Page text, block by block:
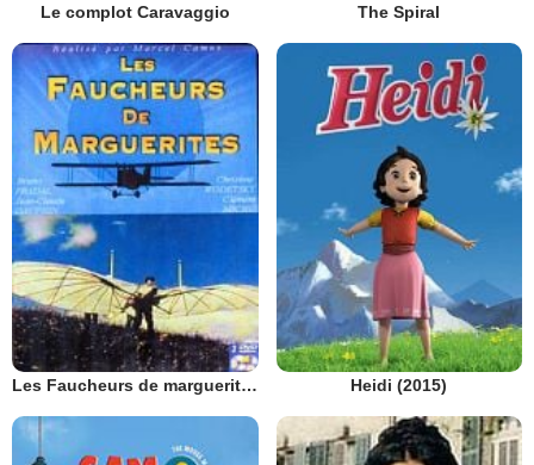
Le complot Caravaggio The Spiral
Les Faucheurs de marguerites Heidi (2015)